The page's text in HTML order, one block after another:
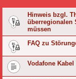
Hinweis bzgl.
überregionalen
müssen
FAQ zu
Vodafone